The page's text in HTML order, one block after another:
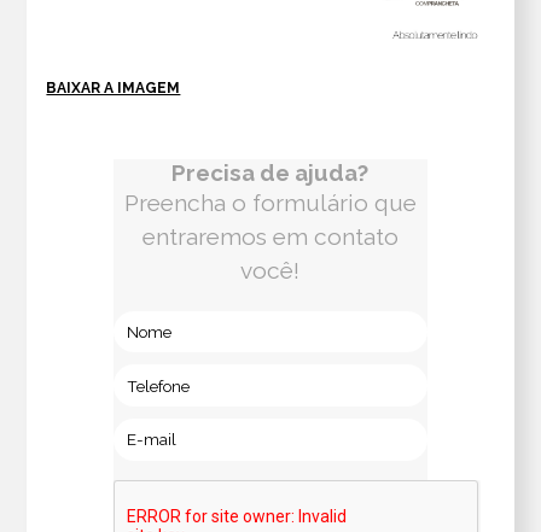
BAIXAR A IMAGEM
Precisa de ajuda?
Preencha o formulário que
entraremos em contato
você!